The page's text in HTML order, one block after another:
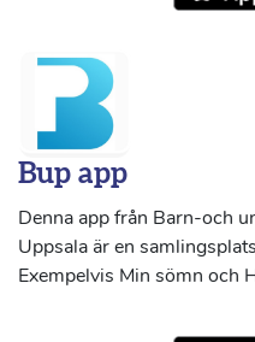
Bup app
Denna app från Barn-och
Uppsala är en
Exempelvis Min sömn och